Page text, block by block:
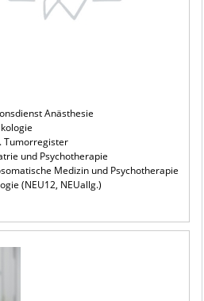
Anästhesie
Tumorregister
und Psychotherapie
Medizin und Psychotherapie
(NEU12, NEUallg.)